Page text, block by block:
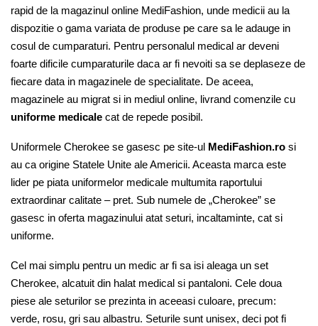
rapid de la magazinul online MediFashion, unde medicii au la
dispozitie o gama variata de produse pe care sa le adauge in
cosul de cumparaturi. Pentru personalul medical ar deveni
foarte dificile cumparaturile daca ar fi nevoiti sa se deplaseze de
fiecare data in magazinele de specialitate. De aceea,
magazinele au migrat si in mediul online, livrand comenzile cu
uniforme medicale cat de repede posibil.
Uniformele Cherokee se gasesc pe site-ul MediFashion.ro si
au ca origine Statele Unite ale Americii. Aceasta marca este
lider pe piata uniformelor medicale multumita raportului
extraordinar calitate – pret. Sub numele de „Cherokee” se
gasesc in oferta magazinului atat seturi, incaltaminte, cat si
uniforme.
Cel mai simplu pentru un medic ar fi sa isi aleaga un set
Cherokee, alcatuit din halat medical si pantaloni. Cele doua
piese ale seturilor se prezinta in aceeasi culoare, precum:
verde, rosu, gri sau albastru. Seturile sunt unisex, deci pot fi